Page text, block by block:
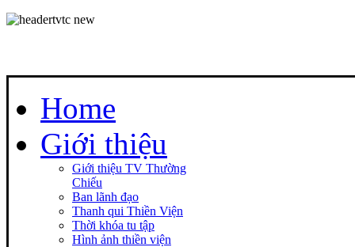
Home
Giới thiệu
Giới thiệu TV Thường
Chiếu
Ban lãnh đạo
Thanh qui Thiền Viện
Thời khóa tu tập
Hình ảnh thiền viện